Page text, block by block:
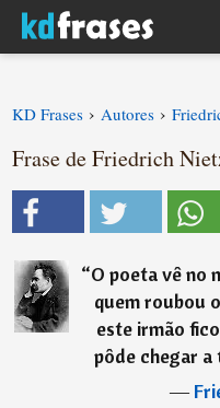
KD Frases › Autores ›
Frase de Friedrich
“O poeta vê no
quem roubou
este irmão
pôde chegar a
―